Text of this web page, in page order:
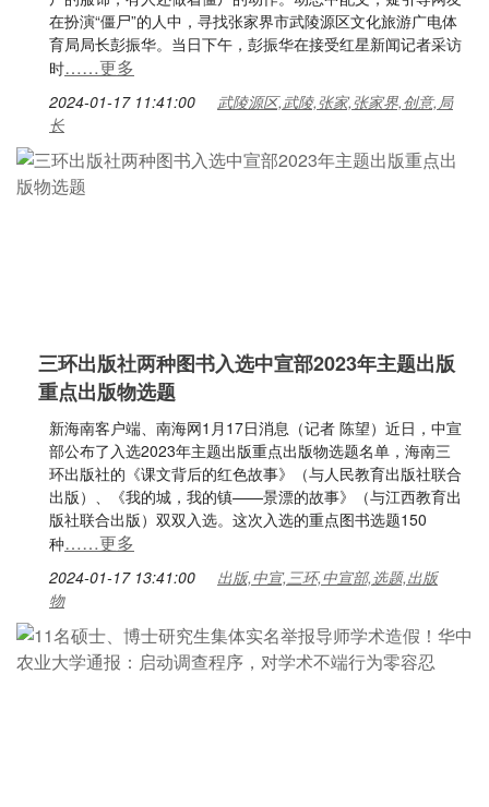
在扮演“僵尸”的人中，寻找张家界市武陵源区文化旅游广电体
育局局长彭振华。当日下午，彭振华在接受红星新闻记者采访
时……更多
2024-01-17 11:41:00
武陵源区,武陵,张家,张家界,创意,局
长
三环出版社两种图书入选中宣部2023年主题出版
重点出版物选题
新海南客户端、南海网1月17日消息（记者 陈望）近日，中宣
部公布了入选2023年主题出版重点出版物选题名单，海南三
环出版社的《课文背后的红色故事》（与人民教育出版社联合
出版）、《我的城，我的镇——景漂的故事》（与江西教育出
版社联合出版）双双入选。这次入选的重点图书选题150
种……更多
2024-01-17 13:41:00
出版,中宣,三环,中宣部,选题,出版
物